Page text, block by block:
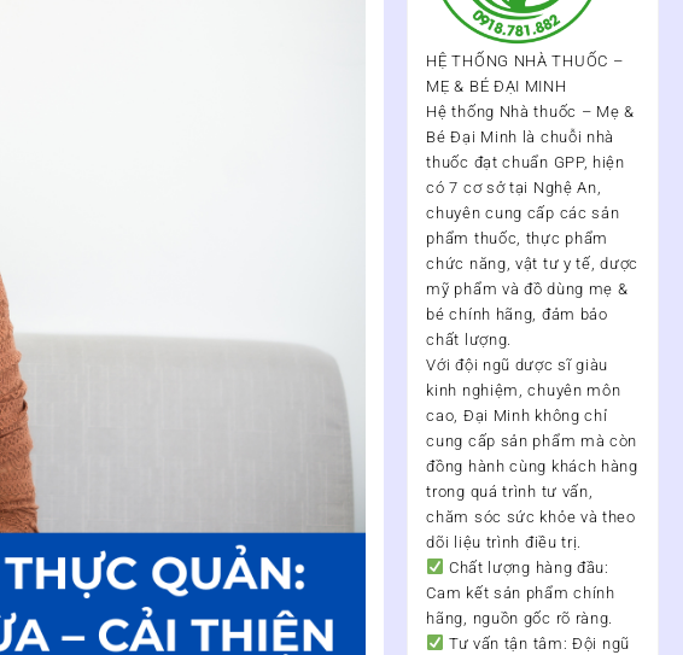
HỆ THỐNG NHÀ THUỐC –
MẸ & BÉ ĐẠI MINH
Hệ thống Nhà thuốc – Mẹ &
Bé Đại Minh là chuỗi nhà
thuốc đạt chuẩn GPP, hiện
có7 cơ sở tại Nghệ An,
chuyên cung cấp các sản
phẩm thuốc, thực phẩm
chức năng, vật tư y tế, dược
mỹ phẩm và đồ dùng mẹ &
bé chính hãng, đảm bảo
chất lượng.
Với đội ngũ dược sĩ giàu
kinh nghiệm, chuyên môn
cao, Đại Minh không chỉ
cung cấp sản phẩm mà còn
đồng hành cùng khách hàng
trong quá trình tư vấn,
chăm sóc sức khỏe và theo
dõi liệu trình điều trị.
Chất lượng hàng đầu:
Cam kết sản phẩm chính
hãng, nguồn gốc rõ ràng.
Tư vấn tận tâm: Đội ngũ